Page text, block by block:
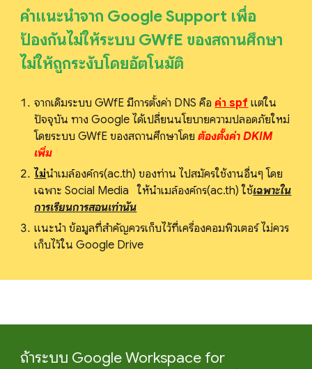
คำแนะนำจาก Google Support เพื่อ
ป้องกันไม่ให้ระบบ GWfE ของสถานศึกษา
ไม่ให้ถูกระงับโดยอัตโนมัติ
จากเดิมระบบ GWfE มีการตั้งค่า DNS คือ ค่า spf แต่ใน
ปัจจุบัน ทาง Google ได้เปลี่ยนนโยบายความปลอดภัยใหม่
โดยระบบ GWfE ของสถานศึกษาโดยต้องตั้งค่า DKIM
เพิ่ม
ไม่นำเมล์องค์กร(ac.th) ของท่าน ไปสมัครใช้งานอื่นๆ โดย
เฉพาะ Social Media ให้นำเมล์องค์กร(ac.th)ใช้เฉพาะใน
การเรียนการสอนเท่านั้น
แนะนำ ข้อมูลที่สำคัญควรเก็บไว้ที่เครื่องคอมพิวเตอร์ ไม่ควร
เก็บไว้ใน Google Drive
ถ้าระบบ Google Workspace for